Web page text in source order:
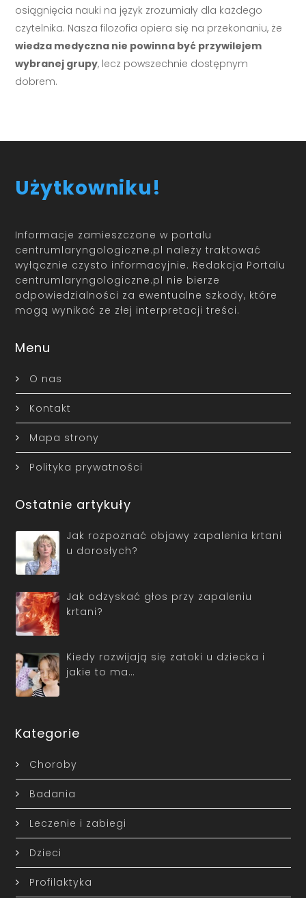
osiągnięcia nauki na język zrozumiały dla każdego
czytelnika. Nasza filozofia opiera się na przekonaniu, że
wiedza medyczna nie powinna być przywilejem
wybranej grupy, lecz powszechnie dostępnym
dobrem.
Użytkowniku!
Informacje zamieszczone w portalu
centrumlaryngologiczne.pl należy traktować
wyłącznie czysto informacyjnie. Redakcja Portalu
centrumlaryngologiczne.pl nie bierze
odpowiedzialności za ewentualne szkody, które
mogą wynikać ze złej interpretacji treści.
Menu
O nas
Kontakt
Mapa strony
Polityka prywatności
Ostatnie artykuły
Jak rozpoznać objawy zapalenia krtani
u dorosłych?
Jak odzyskać głos przy zapaleniu
krtani?
Kiedy rozwijają się zatoki u dziecka i
jakie to ma…
Kategorie
Choroby
Badania
Leczenie i zabiegi
Dzieci
Profilaktyka